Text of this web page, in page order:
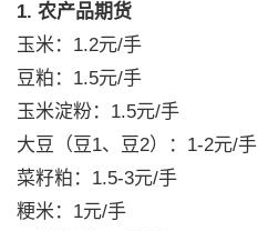
1. 农产品期货
玉米：1.2元/手
豆粕：1.5元/手
玉米淀粉：1.5元/手
大豆（豆1、豆2）：1-2元/手
菜籽粕：1.5-3元/手
粳米：1元/手